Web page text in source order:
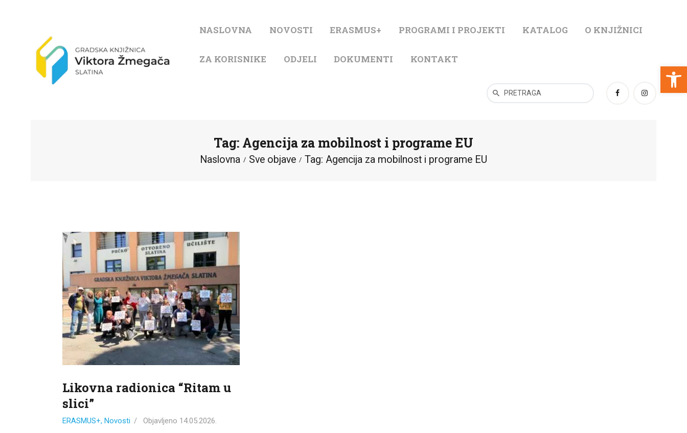
Open toolbar
NASLOVNA NOVOSTI ERASMUS+ PROGRAMI I PROJEKTI KATALOG O KNJIŽNICI
ZA KORISNIKE ODJELI DOKUMENTI KONTAKT
Tag: Agencija za mobilnost i programe EU
Naslovna Sve objave Tag: Agencija za mobilnost i programe EU
KATALOG
Likovna radionica “Ritam u
slici”
ERASMUS+, Novosti Objavljeno 14.05.2026.